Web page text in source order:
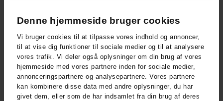
Denne hjemmeside bruger cookies
Vi bruger cookies til at tilpasse vores indhold og annoncer,
til at vise dig funktioner til sociale medier og til at analysere
vores trafik. Vi deler også oplysninger om din brug af vores
hjemmeside med vores partnere inden for sociale medier,
annonceringspartnere og analysepartnere. Vores partnere
kan kombinere disse data med andre oplysninger, du har
givet dem, eller som de har indsamlet fra din brug af deres